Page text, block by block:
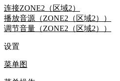
连接ZONE2（区域2）
播放音源（ZONE2（区域2））
调节音量（ZONE2（区域2））
设置
菜单图